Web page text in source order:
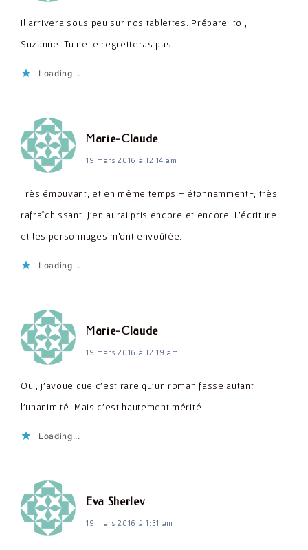
Il arrivera sous peu sur nos tablettes. Prépare-toi,
Suzanne! Tu ne le regretteras pas.
Loading...
Marie-Claudedit :
19 mars 2016 à 12:14 am
Très émouvant, et en même temps – étonnamment-, très
rafraîchissant. J'en aurai pris encore et encore. L'écriture
et les personnages m'ont envoûtée.
Loading...
Marie-Claudedit :
19 mars 2016 à 12:19 am
Oui, j'avoue que c'est rare qu'un roman fasse autant
l'unanimité. Mais c'est hautement mérité.
Loading...
Eva Sherlevdit :
19 mars 2016 à 1:31 am